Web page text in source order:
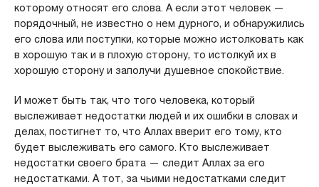
которому относят его слова. А если этот человек —
порядочный, не известно о нем дурного, и обнаружились
его слова или поступки, которые можно истолковать как
в хорошую так и в плохую сторону, то истолкуй их в
хорошую сторону и заполучи душевное спокойствие.
И может быть так, что того человека, который
выслеживает недостатки людей и их ошибки в словах и
делах, постигнет то, что Аллах вверит его тому, кто
будет выслеживать его самого. Кто выслеживает
недостатки своего брата — следит Аллах за его
недостатками. А тот, за чьими недостатками следит